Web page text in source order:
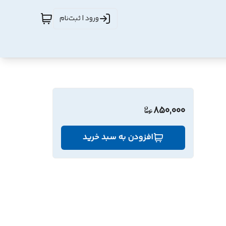
ورود | ثبت‌نام
850,000
افزودن به سبد خرید